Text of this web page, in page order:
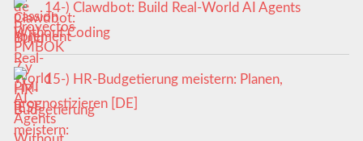
14-) Clawdbot: Build Real-World AI Agents
Without Coding
15-) HR-Budgetierung meistern: Planen,
prognostizieren [DE]